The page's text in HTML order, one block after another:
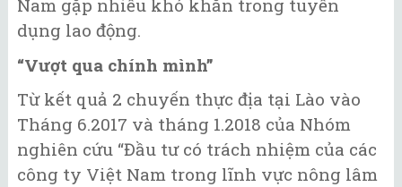
Nam gặp nhiều khó khăn trong tuyển
dụng lao động.
“Vượt qua chính mình”
Từ kết quả 2 chuyến thực địa tại Lào vào
Tháng 6.2017 và tháng 1.2018 của Nhóm
nghiên cứu “Đầu tư có trách nhiệm của các
công ty Việt Nam trong lĩnh vực nông lâm